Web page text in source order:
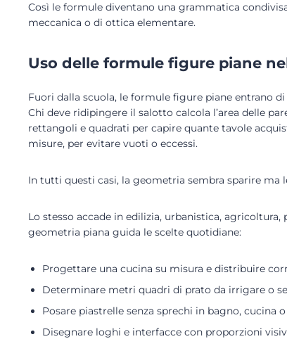
Così le formule diventano una grammatica
meccanica o di ottica elementare.
Uso delle formule figure piane
Fuori dalla scuola, le formule figure piane entrano
Chi deve ridipingere il salotto calcola l’area delle
rettangoli e quadrati per capire quante tavole
misure, per evitare vuoti o eccessi.
In tutti questi casi, la geometria sembra sparire ma
Lo stesso accade in edilizia, urbanistica,
geometria piana guida le scelte quotidiane:
Progettare una cucina su misura e distribuire
Determinare metri quadri di prato da irrigare o
Posare piastrelle senza sprechi in bagno, cucina
Disegnare loghi e interfacce con proporzioni